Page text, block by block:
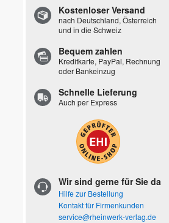
Kostenloser Versand
nach Deutschland, Österreich
und in die Schweiz
Bequem zahlen
Kreditkarte, PayPal, Rechnung
oder Bankeinzug
Schnelle Lieferung
Auch per Express
Wir sind gerne für Sie da
Hilfe zur Bestellung
Kontakt für Firmenkunden
service@rheinwerk-verlag.de